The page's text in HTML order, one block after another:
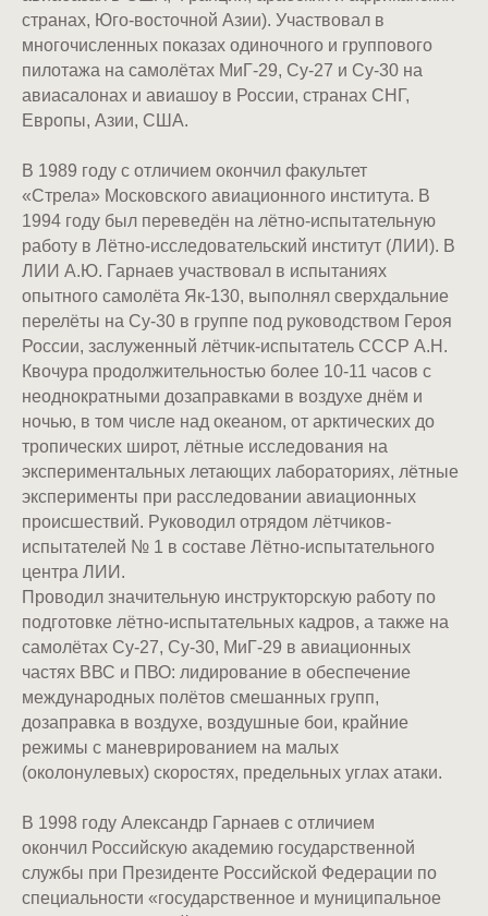
странах, Юго-восточной Азии). Участвовал в
многочисленных показах одиночного и группового
пилотажа на самолётах МиГ-29, Су-27 и Су-30 на
авиасалонах и авиашоу в России, странах СНГ,
Европы, Азии, США.
В 1989 году с отличием окончил факультет
«Стрела» Московского авиационного института. В
1994 году был переведён на лётно-испытательную
работу в Лётно-исследовательский институт (ЛИИ). В
ЛИИ А.Ю. Гарнаев участвовал в испытаниях
опытного самолёта Як-130, выполнял сверхдальние
перелёты на Су-30 в группе под руководством Героя
России, заслуженный лётчик-испытатель СССР А.Н.
Квочура продолжительностью более 10-11 часов с
неоднократными дозаправками в воздухе днём и
ночью, в том числе над океаном, от арктических до
тропических широт, лётные исследования на
экспериментальных летающих лабораториях, лётные
эксперименты при расследовании авиационных
происшествий. Руководил отрядом лётчиков-
испытателей № 1 в составе Лётно-испытательного
центра ЛИИ.
Проводил значительную инструкторскую работу по
подготовке лётно-испытательных кадров, а также на
самолётах Су-27, Су-30, МиГ-29 в авиационных
частях ВВС и ПВО: лидирование в обеспечение
международных полётов смешанных групп,
дозаправка в воздухе, воздушные бои, крайние
режимы с маневрированием на малых
(околонулевых) скоростях, предельных углах атаки.
В 1998 году Александр Гарнаев с отличием
окончил Российскую академию государственной
службы при Президенте Российской Федерации по
специальности «государственное и муниципальное